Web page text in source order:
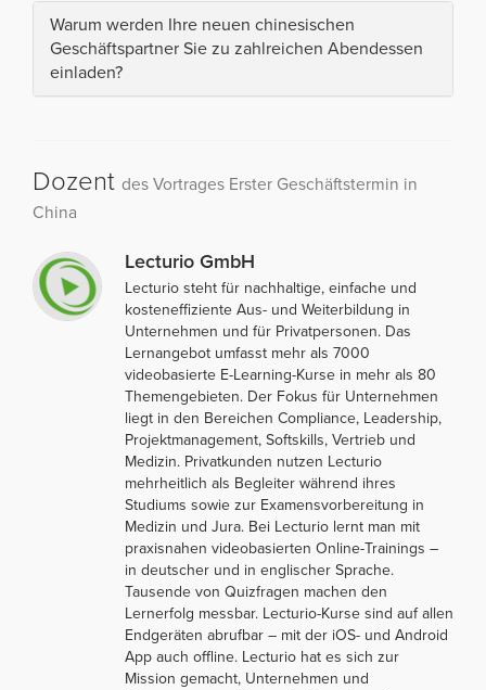
Warum werden Ihre neuen chinesischen
Geschäftspartner Sie zu zahlreichen Abendessen
einladen?
Dozent des Vortrages Erster Geschäftstermin in
China
Lecturio GmbH
Lecturio steht für nachhaltige, einfache und
kosteneffiziente Aus- und Weiterbildung in
Unternehmen und für Privatpersonen. Das
Lernangebot umfasst mehr als 7000
videobasierte E-Learning-Kurse in mehr als 80
Themengebieten. Der Fokus für Unternehmen
liegt in den Bereichen Compliance, Leadership,
Projektmanagement, Softskills, Vertrieb und
Medizin. Privatkunden nutzen Lecturio
mehrheitlich als Begleiter während ihres
Studiums sowie zur Examensvorbereitung in
Medizin und Jura. Bei Lecturio lernt man mit
praxisnahen videobasierten Online-Trainings –
in deutscher und in englischer Sprache.
Tausende von Quizfragen machen den
Lernerfolg messbar. Lecturio-Kurse sind auf allen
Endgeräten abrufbar – mit der iOS- und Android
App auch offline. Lecturio hat es sich zur
Mission gemacht, Unternehmen und